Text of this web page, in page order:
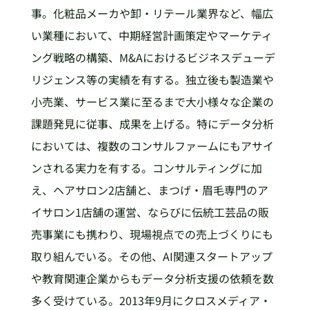
事。化粧品メーカや卸・リテール業界など、幅広
い業種において、中期経営計画策定やマーケティ
ング戦略の構築、M&Aにおけるビジネスデューデ
リジェンス等の実績を有する。独立後も製造業や
小売業、サービス業に至るまで大小様々な企業の
課題発見に従事、成果を上げる。特にデータ分析
においては、複数のコンサルファームにもアサイ
ンされる実力を有する。コンサルティングに加
え、ヘアサロン2店舗と、まつげ・眉毛専門のア
イサロン1店舗の運営、ならびに伝統工芸品の販
売事業にも携わり、現場視点での売上づくりにも
取り組んでいる。その他、AI関連スタートアップ
や教育関連企業からもデータ分析支援の依頼を数
多く受けている。2013年9月にクロスメディア・